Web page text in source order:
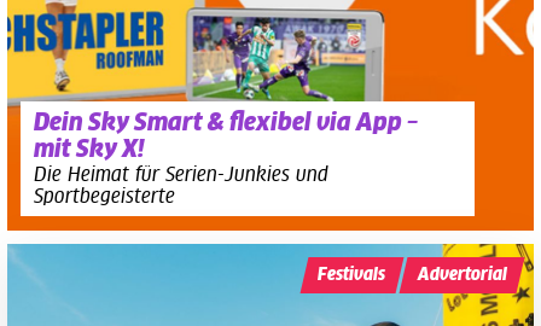
Dein Sky Smart & flexibel via App –
mit Sky X!
Die Heimat für Serien-Junkies und
Sportbegeisterte
Festivals Advertorial